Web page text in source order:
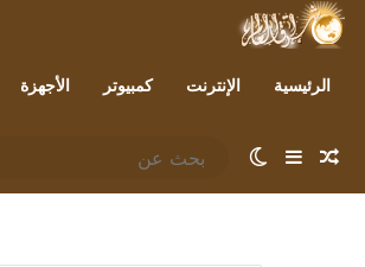
الرئيسية الإنترنت كمبيوتر الأجهزة
مقال عشوائي
إضافة عمود جانبي
الوضع المظلم